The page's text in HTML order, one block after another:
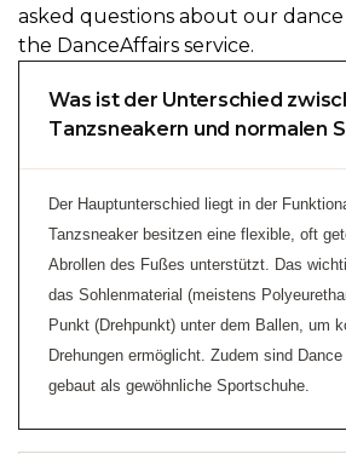
asked questions about our dance
the DanceAffairs service.
Was ist der Unterschied
Tanzsneakern und normalen
Der Hauptunterschied liegt in der
Tanzsneaker besitzen eine flexible, oft
Abrollen des Fußes unterstützt. Das
das Sohlenmaterial (meistens
Punkt (Drehpunkt) unter dem Ballen, um
Drehungen ermöglicht. Zudem sind
gebaut als gewöhnliche Sportschuhe.